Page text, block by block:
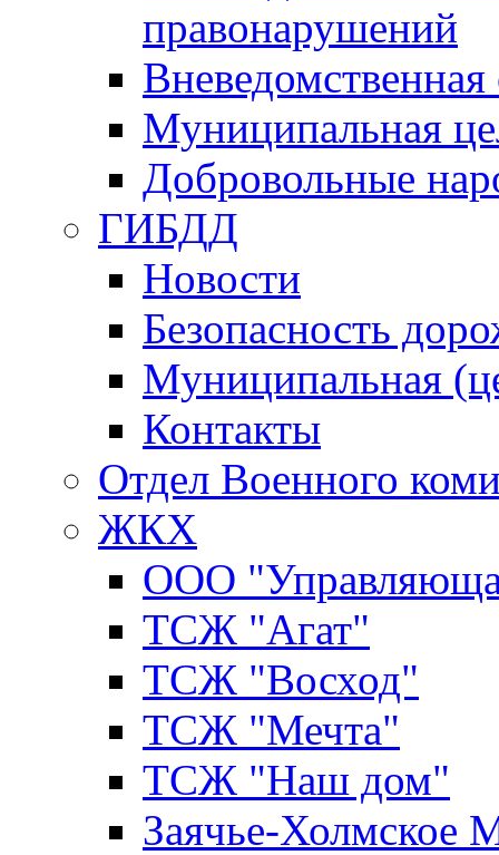
правонарушений
Вневедомственная
Муниципальная
Добровольные
ГИБДД
Новости
Безопасность
Муниципальная
Контакты
Отдел Военного
ЖКХ
ООО
ТСЖ "Агат"
ТСЖ "Восход"
ТСЖ "Мечта"
ТСЖ "Наш дом"
Заячье-